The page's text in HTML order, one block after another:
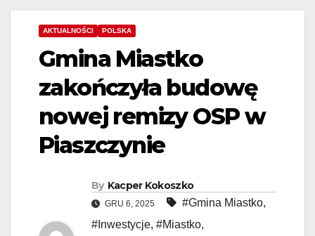
AKTUALNOŚCI POLSKA
Gmina Miastko
zakończyła budowę
nowej remizy OSP w
Piaszczynie
By Kacper Kokoszko
GRU 6, 2025 #Gmina Miastko,
#Inwestycje, #Miastko,